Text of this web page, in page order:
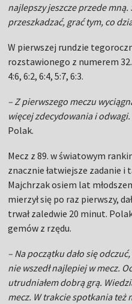
najlepszy jeszcze przede
przeszkadzać, grać tym, co
W pierwszej rundzie
rozstawionego z numerem 32.
4:6, 6:2, 6:4, 5:7, 6:3.
– Z pierwszego meczu
więcej zdecydowania i
Polak.
Mecz z 89. w światowym
znacznie łatwiejsze zadanie i
Majchrzak osiem lat
mierzył się po raz pierwszy,
trwał zaledwie 20 minut.
gemów z rzędu.
– Na początku dało się
nie wszedł najlepiej w mecz.
utrudniałem dobrą grą.
mecz. W trakcie spotkania też